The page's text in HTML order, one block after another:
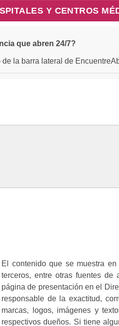
Y CENTROS
que abren 24/7?
de la barra lateral de
El contenido que se muestra
terceros, entre otras fuentes
página de presentación en el
responsable de la exactitud,
marcas, logos, imágenes y
respectivos dueños. Si tiene